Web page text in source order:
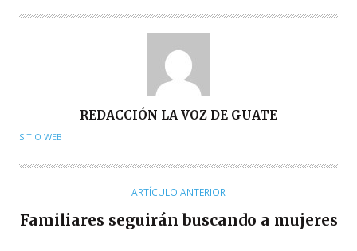
U
O
REDACCIÓN LA VOZ DE GUATE
SITIO WEB
ARTÍCULO ANTERIOR
Familiares seguirán buscando a mujeres